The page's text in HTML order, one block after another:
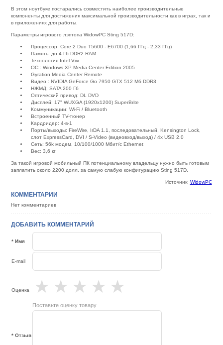
В этом ноутбуке постарались совместить наиболее производительные
компоненты для достижения максимальной производительности как в играх, так и
в приложениях для работы.
Параметры игрового лэптопа WidowPC Sting 517D:
Процессор: Core 2 Duo T5600 - E6700 (1,66 ГГц - 2,33 ГГц)
Память: до 4 Гб DDR2 RAM
Технология Intel Viiv
ОС : Windows XP Media Center Edition 2005
Gyration Media Center Remote
Видео : NVIDIA GeForce Go 7950 GTX 512 Мб DDR3
НЖМД: SATA 200 Гб
Оптический привод: DL DVD
Дисплей: 17" WUXGA (1920х1200) SuperBrite
Коммуникации: Wi-Fi / Bluetooth
Встроенный TV-тюнер
Кардридер: 4-в-1
Порты/выходы: FireWire, IrDA 1.1, последовательный, Kensington Lock,
слот ExpressCard, DVI / S-Video (видеовход/выход) / 4х USB 2.0
Сеть: 56k модем, 10/100/1000 Мбит/с Ethernet
Вес: 3,6 кг
За такой игровой мобильный ПК потенциальному владельцу нужно быть готовым
заплатить около 2200 долл. за самую слабую конфигурацию Sting 517D.
Источник: WidowPC
КОММЕНТАРИИ
Нет комментариев
ДОБАВИТЬ КОММЕНТАРИЙ
* Имя
E-mail
Оценка ★
★
★
★
★
Поставьте оценку товару
* Отзыв